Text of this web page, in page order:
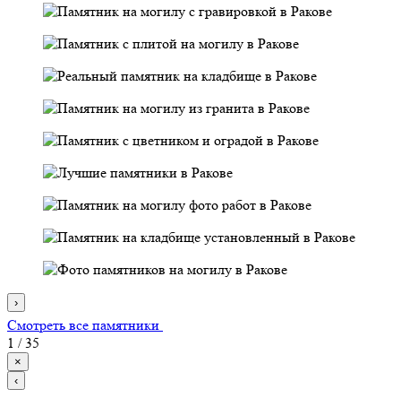
›
Смотреть все памятники
1 / 35
×
‹